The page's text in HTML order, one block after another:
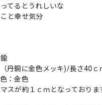
てるとうれしいな
と幸せ気分
丹銅に金色メッキ)/長さ40ｃ
：金色
スが約１ｃｍとなっておりま